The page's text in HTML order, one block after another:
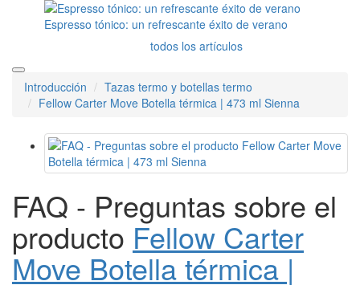
Espresso tónico: un refrescante éxito de verano
todos los artículos
Introducción
Tazas termo y botellas termo
Fellow Carter Move Botella térmica | 473 ml Sienna
FAQ - Preguntas sobre el
producto Fellow Carter
Move Botella térmica |